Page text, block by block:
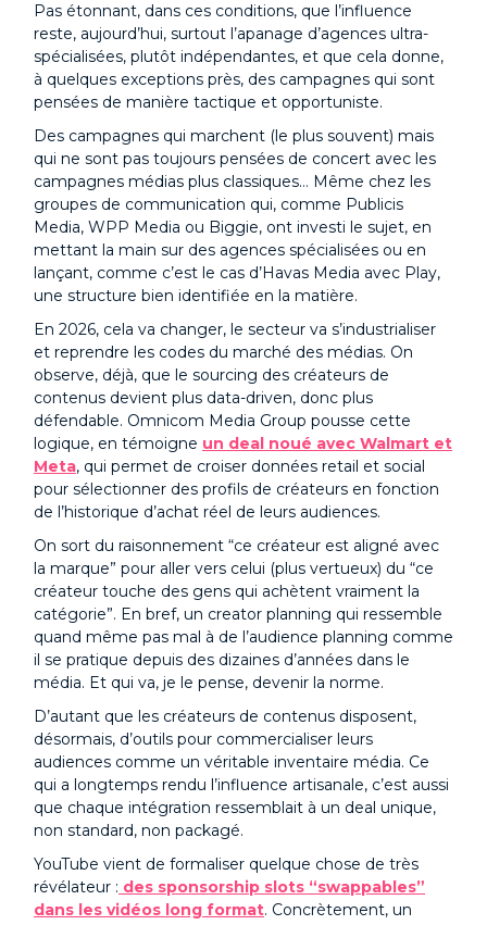
Pas étonnant, dans ces conditions, que l’influence
reste, aujourd’hui, surtout l’apanage d’agences ultra-
spécialisées, plutôt indépendantes, et que cela donne,
à quelques exceptions près, des campagnes qui sont
pensées de manière tactique et opportuniste.
Des campagnes qui marchent (le plus souvent) mais
qui ne sont pas toujours pensées de concert avec les
campagnes médias plus classiques… Même chez les
groupes de communication qui, comme Publicis
Media, WPP Media ou Biggie, ont investi le sujet, en
mettant la main sur des agences spécialisées ou en
lançant, comme c’est le cas d’Havas Media avec Play,
une structure bien identifiée en la matière.
En 2026, cela va changer, le secteur va s’industrialiser
et reprendre les codes du marché des médias. On
observe, déjà, que le sourcing des créateurs de
contenus devient plus data-driven, donc plus
défendable. Omnicom Media Group pousse cette
logique, en témoigne un deal noué avec Walmart et
Meta, qui permet de croiser données retail et social
pour sélectionner des profils de créateurs en fonction
de l’historique d’achat réel de leurs audiences.
On sort du raisonnement “ce créateur est aligné avec
la marque” pour aller vers celui (plus vertueux) du “ce
créateur touche des gens qui achètent vraiment la
catégorie”. En bref, un creator planning qui ressemble
quand même pas mal à de l’audience planning comme
il se pratique depuis des dizaines d’années dans le
média. Et qui va, je le pense, devenir la norme.
D’autant que les créateurs de contenus disposent,
désormais, d’outils pour commercialiser leurs
audiences comme un véritable inventaire média. Ce
qui a longtemps rendu l’influence artisanale, c’est aussi
que chaque intégration ressemblait à un deal unique,
non standard, non packagé.
YouTube vient de formaliser quelque chose de très
révélateur : des sponsorship slots “swappables”
dans les vidéos long format. Concrètement, un